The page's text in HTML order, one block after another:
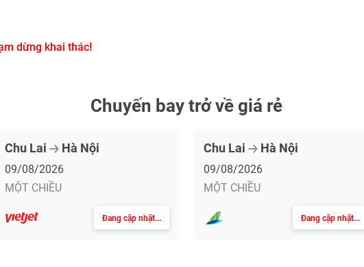
dừng khai thác!
Chuyến bay trở về giá rẻ
Chu Lai Hà Nội
09/08/2026
MỘT CHIỀU
Đang cập nhật...
Chu Lai Hà Nội
09/08/2026
MỘT CHIỀU
Đang cập nhật...